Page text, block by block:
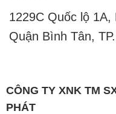
1229C Quốc lộ
Quận Bình Tân,
CÔNG TY XNK TM
PHÁT